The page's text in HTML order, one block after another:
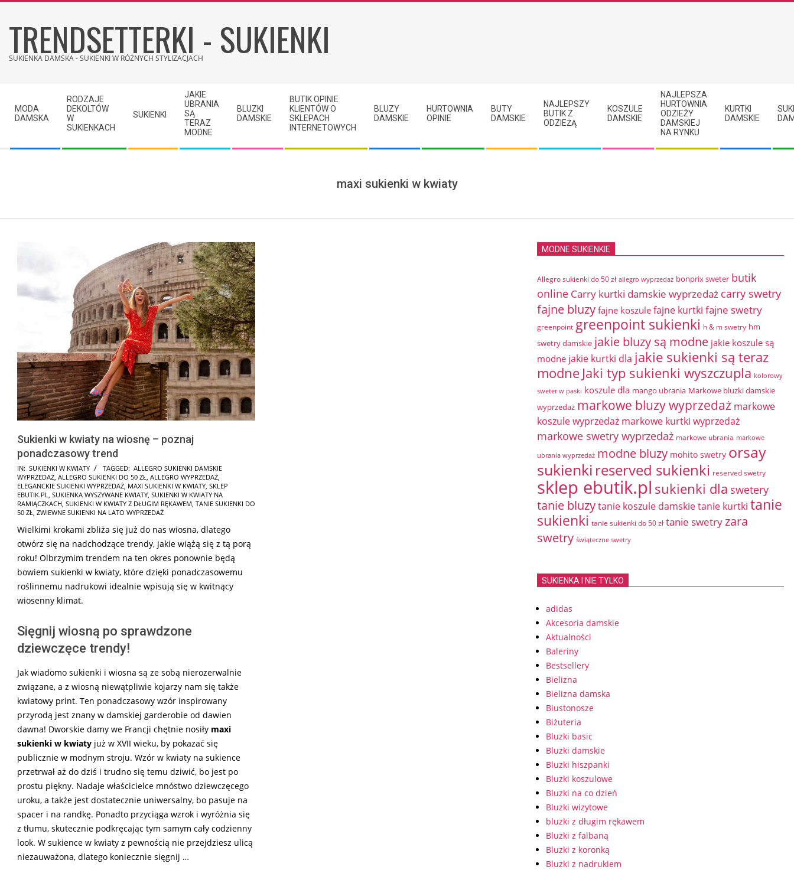
content
TRENDSETTERKI - SUKIENKI
SUKIENKA DAMSKA - SUKIENKI W RÓŻNYCH STYLIZACJACH
Navigation
Menu
MODA
DAMSKA
RODZAJE
DEKOLTÓW
W
SUKIENKACH
SUKIENKI
JAKIE
UBRANIA
SĄ
TERAZ
MODNE
BLUZKI
DAMSKIE
BUTIK OPINIE
KLIENTÓW O
SKLEPACH
INTERNETOWYCH
BLUZY
DAMSKIE
HURTOWNIA
OPINIE
BUTY
DAMSKIE
NAJLEPSZY
BUTIK Z
ODZIEŻĄ
KOSZULE
DAMSKIE
NAJLEPSZA
HURTOWNIA
ODZIEŻY
DAMSKIEJ
NA RYNKU
KURTKI
DAMSKIE
maxi sukienki w kwiaty
Sukienki w kwiaty na wiosnę – poznaj
ponadczasowy trend
2026-
06-
15
IN: SUKIENKI W KWIATY TAGGED: ALLEGRO SUKIENKI DAMSKIE
WYPRZEDAŻ, ALLEGRO SUKIENKI DO 50 ZŁ, ALLEGRO WYPRZEDAŻ,
ELEGANCKIE SUKIENKI WYPRZEDAŻ, MAXI SUKIENKI W KWIATY, SKLEP
EBUTIK.PL, SUKIENKA WYSZYWANE KWIATY, SUKIENKI W KWIATY NA
RAMIĄCZKACH, SUKIENKI W KWIATY Z DŁUGIM RĘKAWEM, TANIE SUKIENKI DO
50 ZŁ, ZWIEWNE SUKIENKI NA LATO WYPRZEDAŻ
Wielkimi krokami zbliża się już do nas wiosna, dlatego
otwórz się na nadchodzące trendy, jakie wiążą się z tą porą
roku! Olbrzymim trendem na ten okres ponownie będą
bowiem sukienki w kwiaty, które dzięki ponadczasowemu
roślinnemu nadrukowi idealnie wpisują się w kwitnący
wiosenny klimat.
Sięgnij wiosną po sprawdzone
dziewczęce trendy!
Jak wiadomo sukienki i wiosna są ze sobą nierozerwalnie
związane, a z wiosną niewątpliwie kojarzy nam się także
kwiatowy print. Ten ponadczasowy wzór inspirowany
przyrodą jest znany w damskiej garderobie od dawien
dawna! Dworskie damy we Francji chętnie nosiły maxi
sukienki w kwiaty już w XVII wieku, by pokazać się
publicznie w modnym stroju. Wzór w kwiaty na sukience
przetrwał aż do dziś i trudno się temu dziwić, bo jest po
prostu piękny. Nadaje właścicielce mnóstwo dziewczęcego
uroku, a także jest dostatecznie uniwersalny, bo pasuje na
spacer i na randkę. Ponadto przyciąga wzrok i wyróżnia się
z tłumu, skutecznie podkręcając tym samym cały codzienny
look. W sukience w kwiaty z pewnością nie przejdziesz ulicą
niezauważona, dlatego koniecznie sięgnij …
MODNE SUKIENKIE
Allegro sukienki do 50 zł allegro wyprzedaż bonprix sweter butik
online Carry kurtki damskie wyprzedaż carry swetry
fajne bluzy fajne koszule fajne kurtki fajne swetry
greenpoint greenpoint sukienki h & m swetry hm
swetry damskie jakie bluzy są modne jakie koszule są
modne jakie kurtki dla jakie sukienki są teraz
modneJaki typ sukienki wyszczupla kolorowy
sweter w paski koszule dla mango ubrania Markowe bluzki damskie
wyprzedaż markowe bluzy wyprzedaż markowe
koszule wyprzedaż markowe kurtki wyprzedaż
markowe swetry wyprzedaż markowe ubrania markowe
ubrania wyprzedaż modne bluzy mohito swetry orsay
sukienki reserved sukienki reserved swetry
sklep ebutik.pl sukienki dla swetery
tanie bluzytanie koszule damskietanie kurtki tanie
sukienki tanie sukienki do 50 zł tanie swetryzara
swetry świąteczne swetry
SUKIENKA I NIE TYLKO
adidas
Akcesoria damskie
Aktualności
Baleriny
Bestsellery
Bielizna
Bielizna damska
Biustonosze
Biżuteria
Bluzki basic
Bluzki damskie
Bluzki hiszpanki
Bluzki koszulowe
Bluzki na co dzień
Bluzki wizytowe
bluzki z długim rękawem
Bluzki z falbaną
Bluzki z koronką
Bluzki z nadrukiem